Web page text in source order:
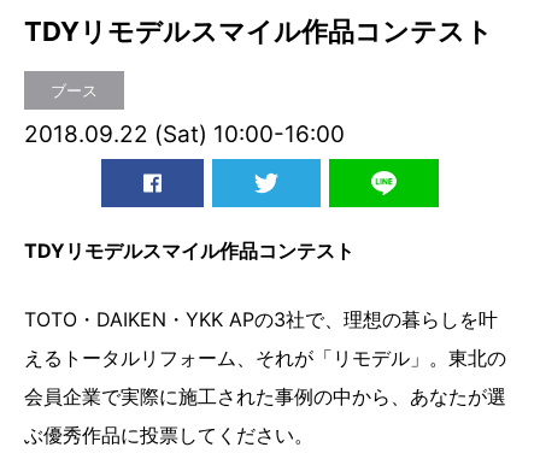
TDYリモデルスマイル作品コンテスト
ブース
2018.09.22 (Sat) 10:00-16:00
TDYリモデルスマイル作品コンテスト
TOTO・DAIKEN・YKK APの3社で、理想の暮らしを叶
えるトータルリフォーム、それが「リモデル」。東北の
会員企業で実際に施工された事例の中から、あなたが選
ぶ優秀作品に投票してください。